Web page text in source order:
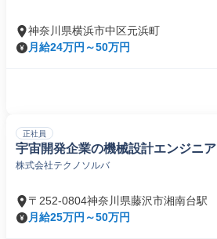
神奈川県横浜市中区元浜町
月給24万円～50万円
正社員
宇宙開発企業の機械設計エンジニア
株式会社テクノソルバ
〒252-0804神奈川県藤沢市湘南台駅
月給25万円～50万円